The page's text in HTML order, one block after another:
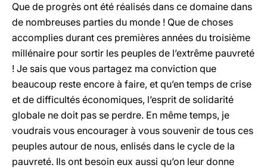
Que de progrès ont été réalisés dans ce domaine dans
de nombreuses parties du monde ! Que de choses
accomplies durant ces premières années du troisième
millénaire pour sortir les peuples de l’extrême pauvreté
! Je sais que vous partagez ma conviction que
beaucoup reste encore à faire, et qu’en temps de crise
et de difficultés économiques, l’esprit de solidarité
globale ne doit pas se perdre. En même temps, je
voudrais vous encourager à vous souvenir de tous ces
peuples autour de nous, enlisés dans le cycle de la
pauvreté. Ils ont besoin eux aussi qu’on leur donne